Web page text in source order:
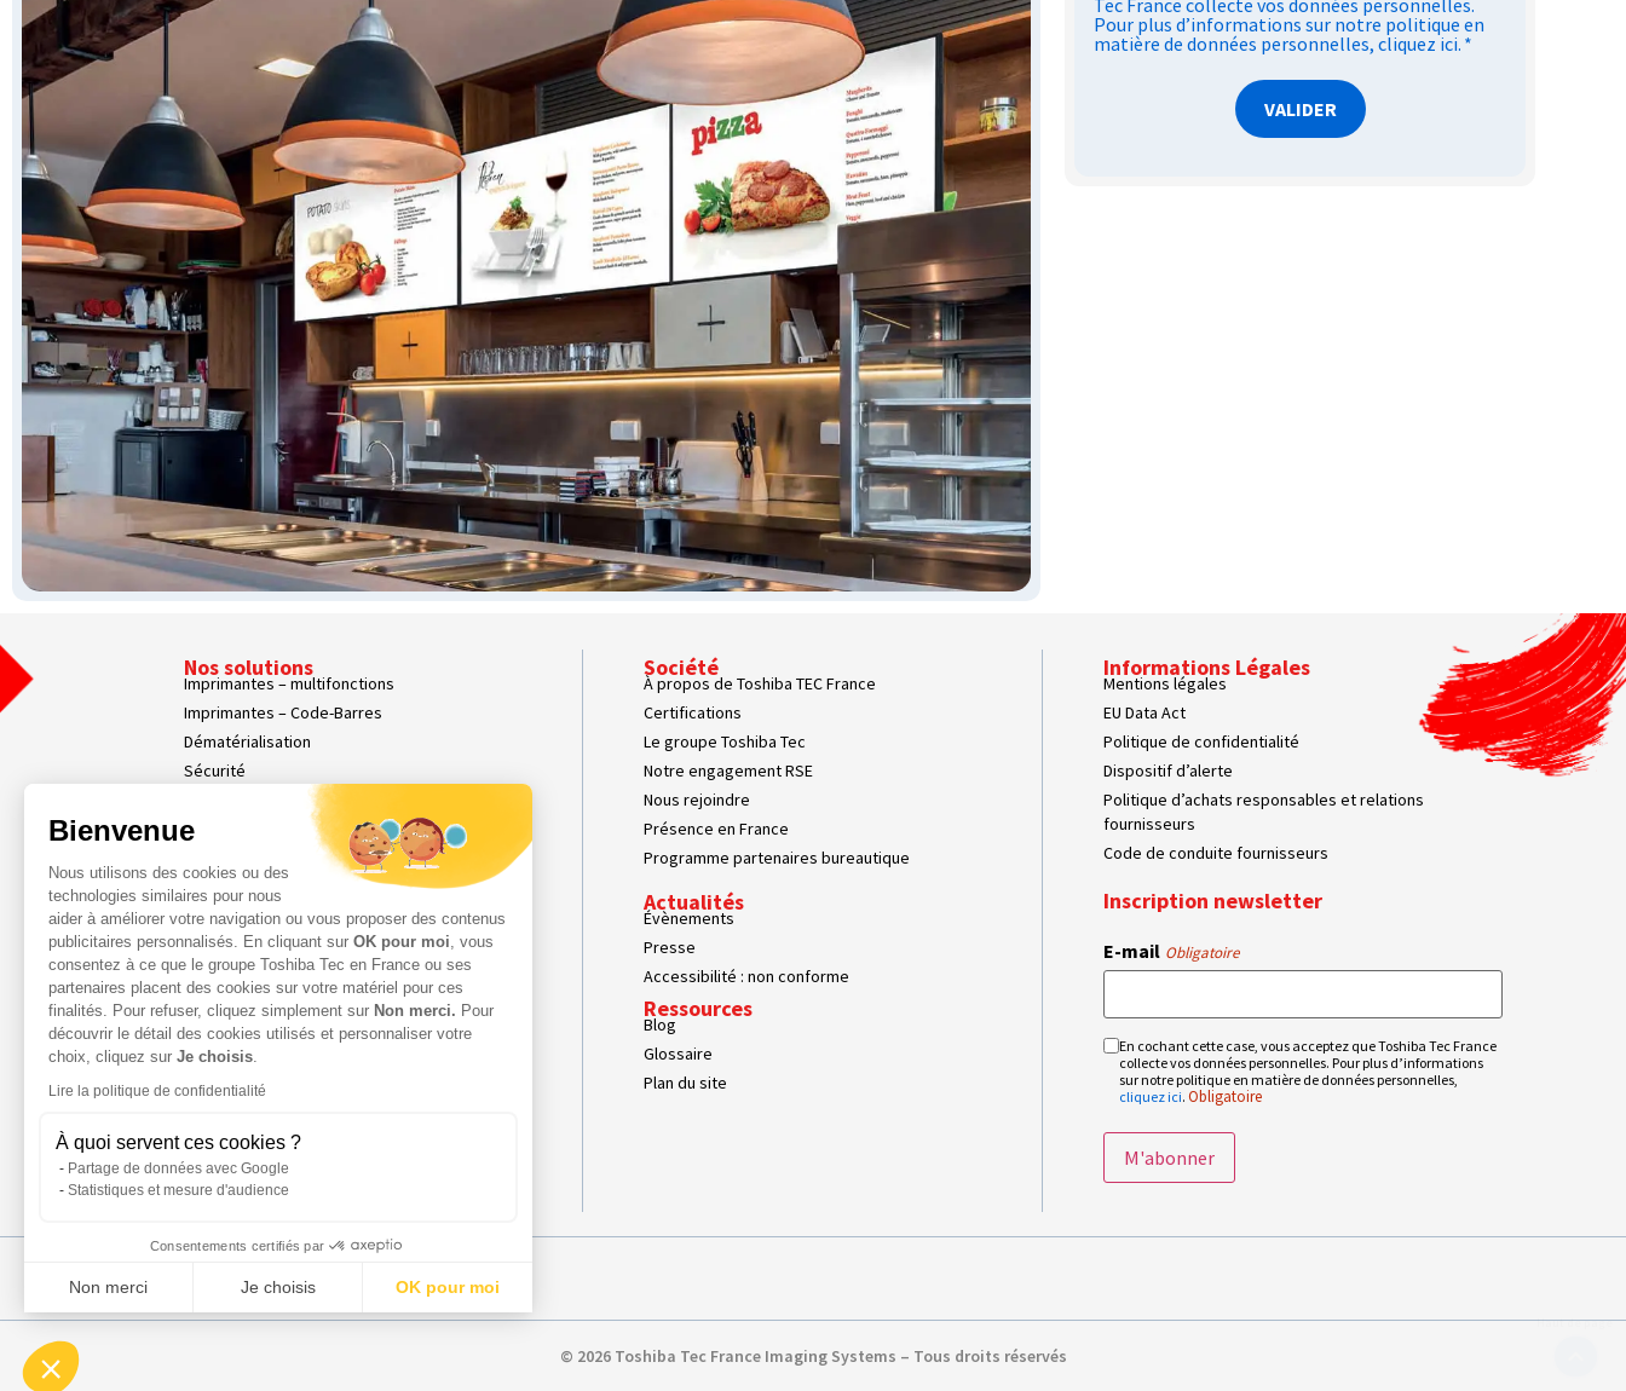
Pour plus d’informations sur notre politique en
matière de données personnelles, cliquez ici. *
Nos solutions
Imprimantes – multifonctions
Imprimantes – Code-Barres
Dématérialisation
Sécurité
Affichage dynamique
Nos Services
Services Parc d’Impression
Services Professionnels
Demande d'assistance
Contact
Espace Client
Société
À propos de Toshiba TEC France
Certifications
Le groupe Toshiba Tec
Notre engagement RSE
Nous rejoindre
Présence en France
Programme partenaires bureautique
Actualités
Évènements
Presse
Accessibilité : non conforme
Ressources
Blog
Glossaire
Plan du site
Informations Légales
Mentions légales
EU Data Act
Politique de confidentialité
Dispositif d’alerte
Politique d’achats responsables et relations
fournisseurs
Code de conduite fournisseurs
Inscription newsletter
E-mail Obligatoire
RGPD
Obligatoire
En cochant cette case, vous acceptez que Toshiba Tec France
collecte vos données personnelles. Pour plus d’informations
sur notre politique en matière de données personnelles,
cliquez ici. Obligatoire
© 2026 Toshiba Tec France Imaging Systems – Tous droits réservés
Bienvenue
Nous utilisons des cookies ou des
technologies similaires pour nous
aider à améliorer votre navigation ou vous proposer des contenus
publicitaires personnalisés. En cliquant sur OK pour moi , vous
consentez à ce que le groupe Toshiba Tec en France ou ses
partenaires placent des cookies sur votre matériel pour ces
finalités. Pour refuser, cliquez simplement sur Non merci. Pour
découvrir le détail des cookies utilisés et personnaliser votre
choix, cliquez sur Je choisis
Lire la politique de confidentialité
À quoi servent ces cookies ?
Partage de données avec Google
Statistiques et mesure d'audience
Consentements certifiés par
Non merci Je choisis OK pour moi
Axeptio consent
Plateforme de Gestion du Consentement : Personnalisez vos Options
Notre plateforme vous permet d'adapter et de gérer vos paramètres de confidentialité, en garantissant la conformité avec les réglementations. Personnalisez vos préférences pour